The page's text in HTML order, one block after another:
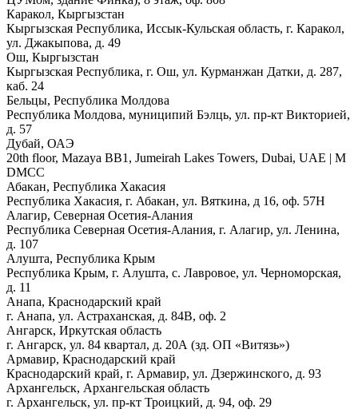
Каракол, Кыргызстан
Кыргызская Республика, Иссык-Кульская область, г. Каракол,
ул. Джакыпова, д. 49
Ош, Кыргызстан
Кыргызская Республика, г. Ош, ул. Курманжан Датки, д. 287,
каб. 24
Бельцы, Республика Молдова
Республика Молдова, муниципий Бэлць, ул. пр-кт Викторией,
д. 57
Дубай, ОАЭ
20th floor, Mazaya BB1, Jumeirah Lakes Towers, Dubai, UAE | М
DMCC
Абакан, Республика Хакасия
Республика Хакасия, г. Абакан, ул. Вяткина, д 16, оф. 57Н
Алагир, Северная Осетия-Алания
Республика Северная Осетия-Алания, г. Алагир, ул. Ленина,
д. 107
Алушта, Республика Крым
Республика Крым, г. Алушта, с. Лавровое, ул. Черноморская,
д. 11
Анапа, Краснодарский край
г. Анапа, ул. Астраханская, д. 84В, оф. 2
Ангарск, Иркутская область
г. Ангарск, ул. 84 квартал, д. 20А (зд. ОП «Витязь»)
Армавир, Краснодарский край
Краснодарский край, г. Армавир, ул. Дзержинского, д. 93
Архангельск, Архангельская область
г. Архангельск, ул. пр-кт Троицкий, д. 94, оф. 29